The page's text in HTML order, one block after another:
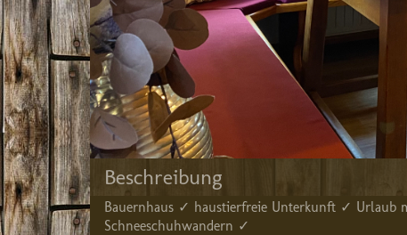
Beschreibung
Bauernhaus ✓ haustierfreie Unterkunft ✓
Schneeschuhwandern ✓